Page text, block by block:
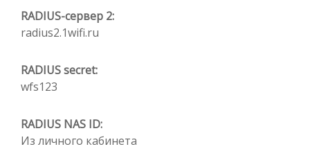
RADIUS-сервер 2:
radius2.1wifi.ru
RADIUS secret:
wfs123
RADIUS NAS ID:
Из личного кабинета